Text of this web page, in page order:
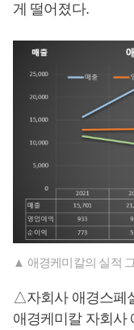
게 떨어졌다.
▲ 애경케미칼의 실적
△자회사 애경스페
애경케미칼 자회사